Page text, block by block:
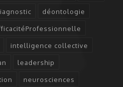
déontologie
intelligence collective
leadership
neurosciences